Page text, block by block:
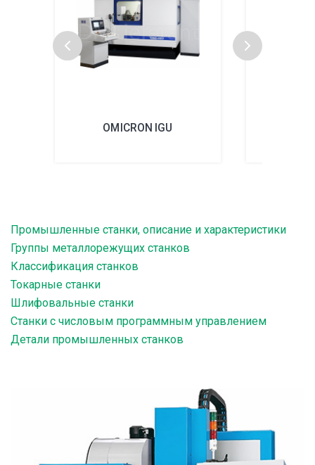
OMICRON IGU
Промышленные станки, описание и характеристики
Группы металлорежущих станков
Классификация станков
Токарные станки
Шлифовальные станки
Станки с числовым программным управлением
Детали промышленных станков